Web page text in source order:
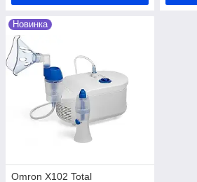
Новинка
Omron X102 Total